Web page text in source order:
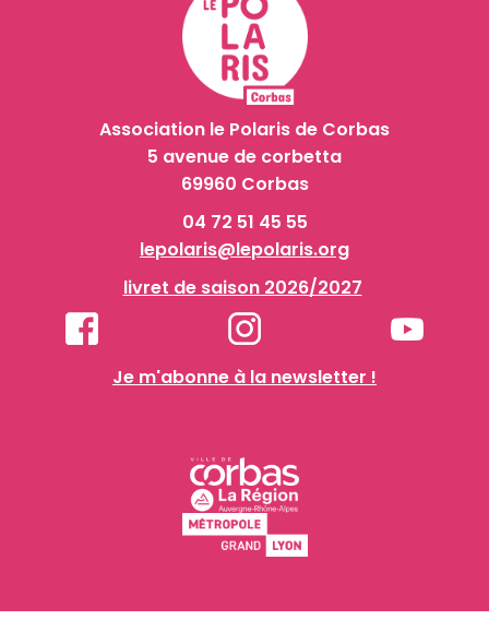
Association le Polaris de Corbas
5 avenue de corbetta
69960 Corbas
04 72 51 45 55
lepolaris@lepolaris.org
livret de saison 2026/2027
Je m'abonne à la newsletter !